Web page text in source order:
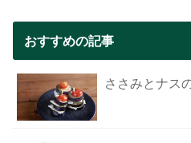
おすすめの記事
ささみとナス